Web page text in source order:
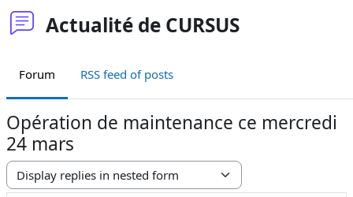
Actualité de CURSUS
Forum RSS feed of posts
Opération de maintenance ce mercredi
24 mars
Display mode